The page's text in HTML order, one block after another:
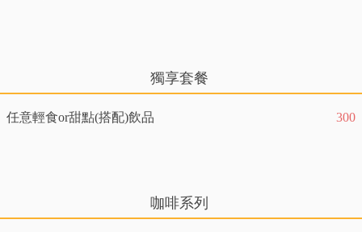
獨享套餐
任意輕食or甜點(搭配)飲品 300
咖啡系列